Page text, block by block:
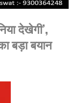
देखेगी’,
बड़ा बयान